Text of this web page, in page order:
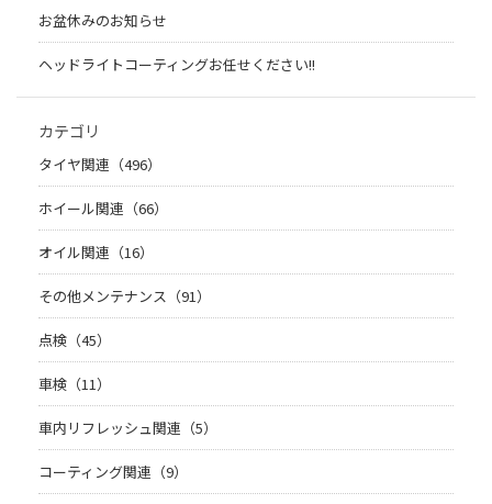
お盆休みのお知らせ
ヘッドライトコーティングお任せください!!
カテゴリ
タイヤ関連（496）
ホイール関連（66）
オイル関連（16）
その他メンテナンス（91）
点検（45）
車検（11）
車内リフレッシュ関連（5）
コーティング関連（9）